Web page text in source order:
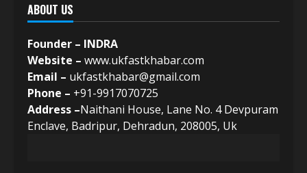
ABOUT US
Founder – INDRA
Website – www.ukfastkhabar.com
Email – ukfastkhabar@gmail.com
Phone – +91-9917070725
Address –Naithani House, Lane No. 4 Devpuram
Enclave, Badripur, Dehradun, 208005, Uk